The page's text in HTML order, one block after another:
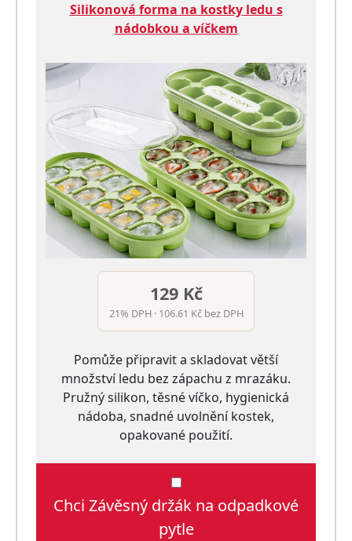
Silikonová forma na kostky ledu s
nádobkou a víčkem
129 Kč
21% DPH · 106.61 Kč bez DPH
Pomůže připravit a skladovat větší
množství ledu bez zápachu z mrazáku.
Pružný silikon, těsné víčko, hygienická
nádoba, snadné uvolnění kostek,
opakované použití.
Chci Závěsný držák na odpadkové
pytle